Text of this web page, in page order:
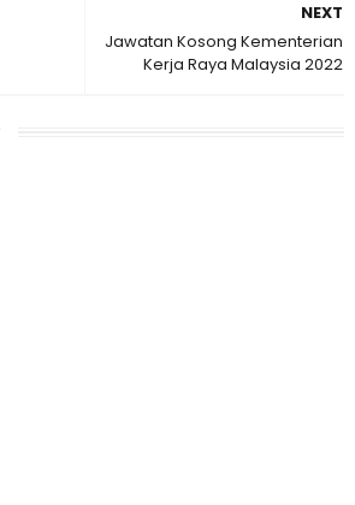
NEXT
Jawatan Kosong Kementerian
Kerja Raya Malaysia 2022